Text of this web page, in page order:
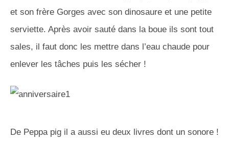
et son frère Gorges avec son dinosaure et une petite
serviette. Après avoir sauté dans la boue ils sont tout
sales, il faut donc les mettre dans l’eau chaude pour
enlever les tâches puis les sécher !
De Peppa pig il a aussi eu deux livres dont un sonore !